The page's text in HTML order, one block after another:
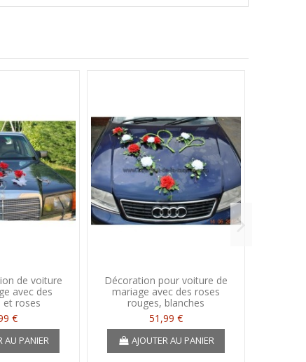
de voiture
avec des
et roses
€
AU PANIER
Décoration pour voiture de
mariage avec des roses
rouges, blanches
51,99 €
AJOUTER AU PANIER